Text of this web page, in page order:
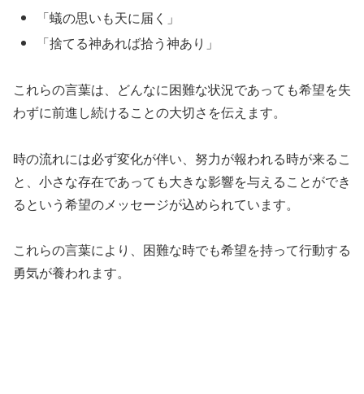
「蟻の思いも天に届く」
「捨てる神あれば拾う神あり」
これらの言葉は、どんなに困難な状況であっても希望を失
わずに前進し続けることの大切さを伝えます。
時の流れには必ず変化が伴い、努力が報われる時が来るこ
と、小さな存在であっても大きな影響を与えることができ
るという希望のメッセージが込められています。
これらの言葉により、困難な時でも希望を持って行動する
勇気が養われます。